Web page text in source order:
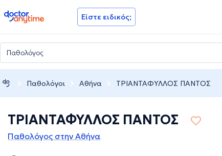
doctoranytime Είστε ειδικός;
Παθολόγοι Αθήνα ΤΡΙΑΝΤΑΦΥΛΛΟΣ ΠΑΝΤΟΣ
ΤΡΙΑΝΤΑΦΥΛΛΟΣ ΠΑΝΤΟΣ
Παθολόγος στην Αθήνα